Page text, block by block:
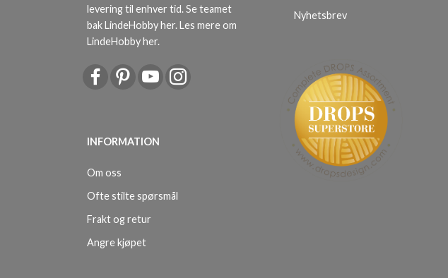
levering til enhver tid. Se teamet
bak LindeHobby her.Les mere om
LindeHobby her.
INFORMATION
Om oss
Ofte stilte spørsmål
Frakt og retur
Angre kjøpet
Nyhetsbrev